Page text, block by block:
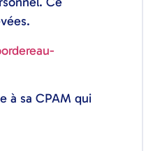
à sa CPAM qui